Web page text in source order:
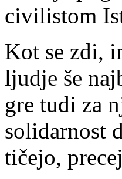
civilistom
Kot se zdi,
ljudje še
gre tudi za
solidarnost
tičejo,